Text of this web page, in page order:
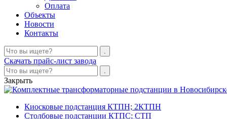
Оплата
Объекты
Новости
Контакты
Скачать прайс-лист завода
Закрыть
Киосковые подстанция КТПН; 2КТПН
Столбовые подстанции КТПС; СТП